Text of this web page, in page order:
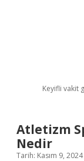
Keyifli vakit
Atletizm
Nedir
Tarih: Kasım 9, 2024